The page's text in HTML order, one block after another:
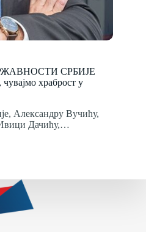
СРБИЈЕ
храброст у
Александру Вучићу,
Дачићу,…